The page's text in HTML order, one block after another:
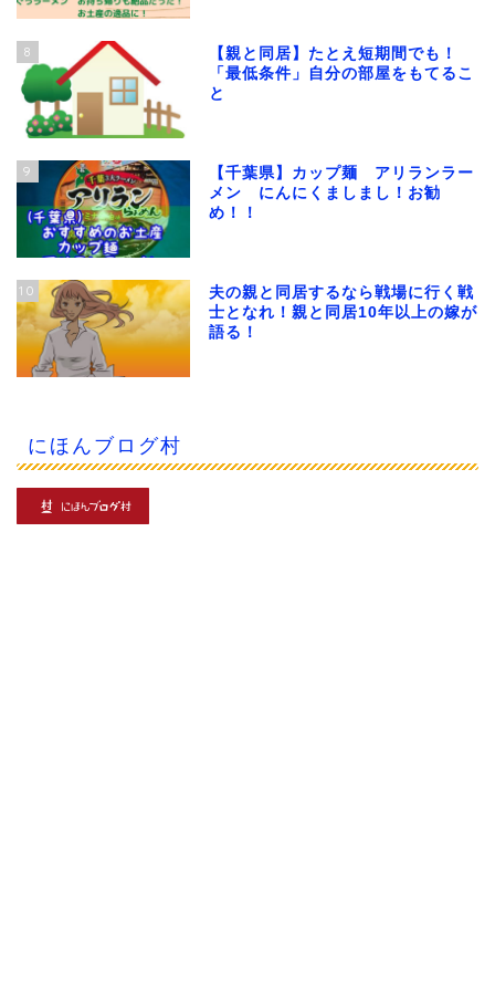
8
【親と同居】たとえ短期間でも！
「最低条件」自分の部屋をもてるこ
と
9
【千葉県】カップ麺 アリランラー
メン にんにくましまし！お勧
め！！
10
夫の親と同居するなら戦場に行く戦
士となれ！親と同居10年以上の嫁が
語る！
にほんブログ村